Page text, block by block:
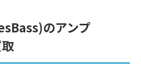
のアンプ